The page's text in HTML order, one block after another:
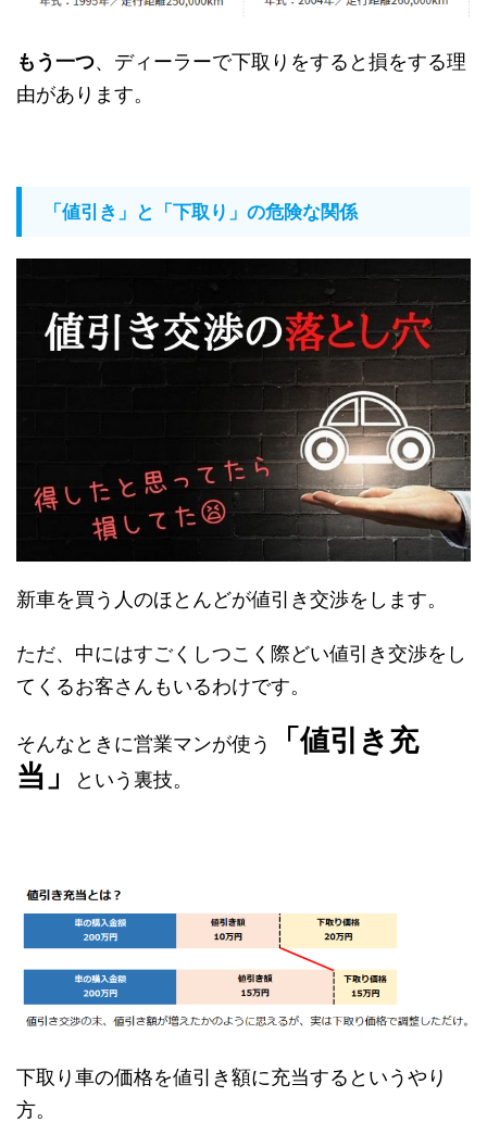
もう一つ、ディーラーで下取りをすると損をする理
由があります。
「値引き」と「下取り」の危険な関係
新車を買う人のほとんどが値引き交渉をします。
ただ、中にはすごくしつこく際どい値引き交渉をし
てくるお客さんもいるわけです。
そんなときに営業マンが使う
「値引き充
当」
という裏技。
下取り車の価格を値引き額に充当するというやり
方。